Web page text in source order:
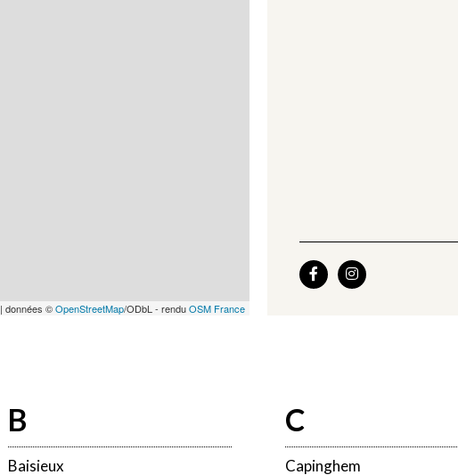
| données ©OpenStreetMap/ODbL - renduOSM France
 
B
Baisieux
C
Capinghem